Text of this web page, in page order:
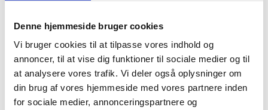
Denne hjemmeside bruger cookies
Vi bruger cookies til at tilpasse vores indhold og
annoncer, til at vise dig funktioner til sociale medier og til
at analysere vores trafik. Vi deler også oplysninger om
din brug af vores hjemmeside med vores partnere inden
for sociale medier, annonceringspartnere og
Del på Facebook
Del på X (Twitter)
Del på LinkedIn